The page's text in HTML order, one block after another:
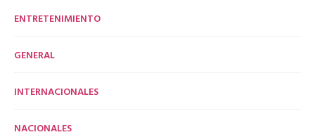
ENTRETENIMIENTO
GENERAL
INTERNACIONALES
NACIONALES